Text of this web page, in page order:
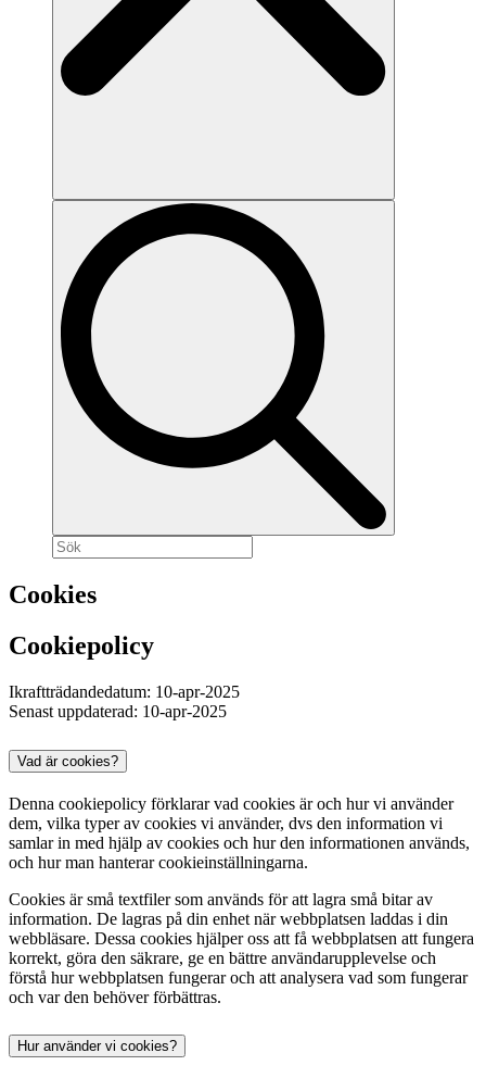
Cookies
Cookiepolicy
Ikraftträdandedatum: 10-apr-2025
Senast uppdaterad: 10-apr-2025
Vad är cookies?
Denna cookiepolicy förklarar vad cookies är och hur vi använder
dem, vilka typer av cookies vi använder, dvs den information vi
samlar in med hjälp av cookies och hur den informationen används,
och hur man hanterar cookieinställningarna.
Cookies är små textfiler som används för att lagra små bitar av
information. De lagras på din enhet när webbplatsen laddas i din
webbläsare. Dessa cookies hjälper oss att få webbplatsen att fungera
korrekt, göra den säkrare, ge en bättre användarupplevelse och
förstå hur webbplatsen fungerar och att analysera vad som fungerar
och var den behöver förbättras.
Hur använder vi cookies?